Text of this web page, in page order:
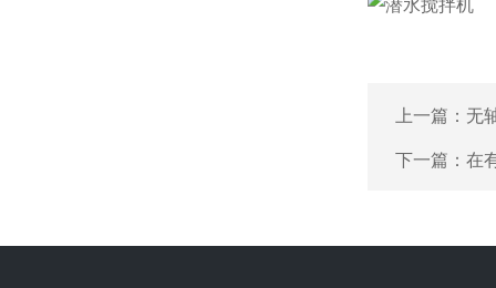
上一篇： 无
下一篇： 在